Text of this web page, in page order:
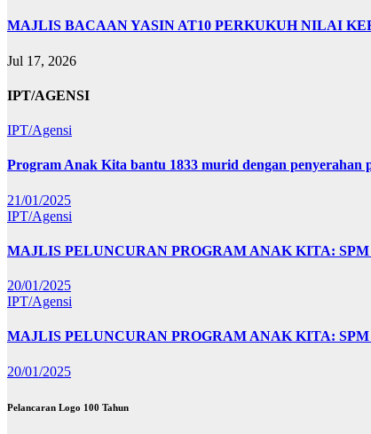
MAJLIS BACAAN YASIN AT10 PERKUKUH NILAI
Jul 17, 2026
IPT/AGENSI
IPT/Agensi
Program Anak Kita bantu 1833 murid dengan penyerahan
21/01/2025
IPT/Agensi
MAJLIS PELUNCURAN PROGRAM ANAK KITA:
20/01/2025
IPT/Agensi
MAJLIS PELUNCURAN PROGRAM ANAK KITA:
20/01/2025
Pelancaran Logo 100 Tahun